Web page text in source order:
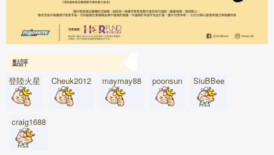
點評
登陸火星
Cheuk2012 maymay88 poonsun SiuBBee
craig1688